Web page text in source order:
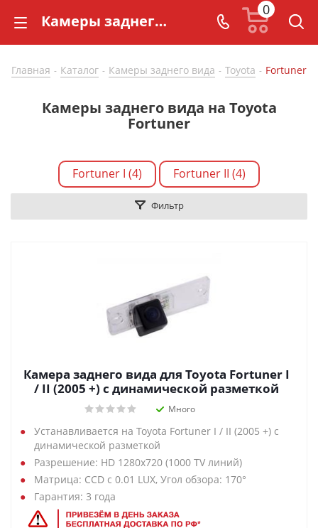
Камеры заднего вида на Toyota Fortuner купить по доступной цене - CarBaza
0
Главная - Каталог - Камеры заднего вида - Toyota - Fortuner
Камеры заднего вида на Toyota
Fortuner
Fortuner I (4) Fortuner II (4)
Фильтр
Камера заднего вида для Toyota Fortuner I
/ II (2005 +) с динамической разметкой
Много
Устанавливается на Toyota Fortuner I / II (2005 +) с
динамической разметкой
Разрешение: HD 1280х720 (1000 TV линий)
Матрица: CCD с 0.01 LUX, Угол обзора: 170°
Гарантия: 3 года